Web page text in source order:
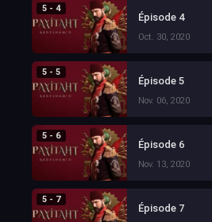
5 - 4
Épisode 4
Oct. 30, 2020
5 - 5
Épisode 5
Nov. 06, 2020
5 - 6
Épisode 6
Nov. 13, 2020
5 - 7
Épisode 7